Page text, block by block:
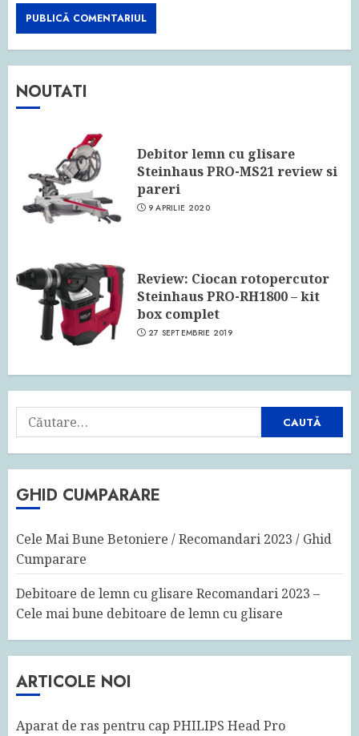
NOUTATI
Debitor lemn cu glisare
Steinhaus PRO-MS21 review si
pareri
9 APRILIE 2020
Review: Ciocan rotopercutor
Steinhaus PRO-RH1800 – kit
box complet
27 SEPTEMBRIE 2019
Caută
după:
GHID CUMPARARE
Cele Mai Bune Betoniere / Recomandari 2023 / Ghid
Cumparare
Debitoare de lemn cu glisare Recomandari 2023 –
Cele mai bune debitoare de lemn cu glisare
ARTICOLE NOI
Aparat de ras pentru cap PHILIPS Head Pro